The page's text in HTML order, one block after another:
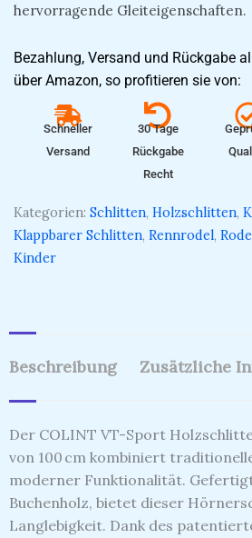
hervorragende Gleiteigenschaften.
Bezahlung, Versand und Rückgabe
über Amazon, so profitieren sie von:
Schneller
Versand
30 Tage
Rückgabe
Recht
Kategorien: Schlitten, Holzschlitten,
Klappbarer Schlitten, Rennrodel,
Kinder
Beschreibung Zusätzliche
Der COLINT VT-Sport
von 100 cm kombiniert
moderner Funktionalität.
Buchenholz, bietet dieser
Langlebigkeit. Dank des